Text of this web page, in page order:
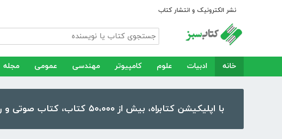
نشر الکترونیک و انتشار کتاب
خانه ادبیات علوم کامپیوتر مهندسی عمومی مجله
با اپلیکیشن کتابراه، بیش از ۵۰،۰۰۰ کتاب، کتاب صوتی و رمان را در موبایل و تبلت خود داشته باشید!